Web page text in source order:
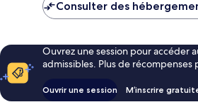
Consulter des
Ouvrez une session pour accéder
admissibles. Plus de récompenses
Ouvrir une session M’inscrire